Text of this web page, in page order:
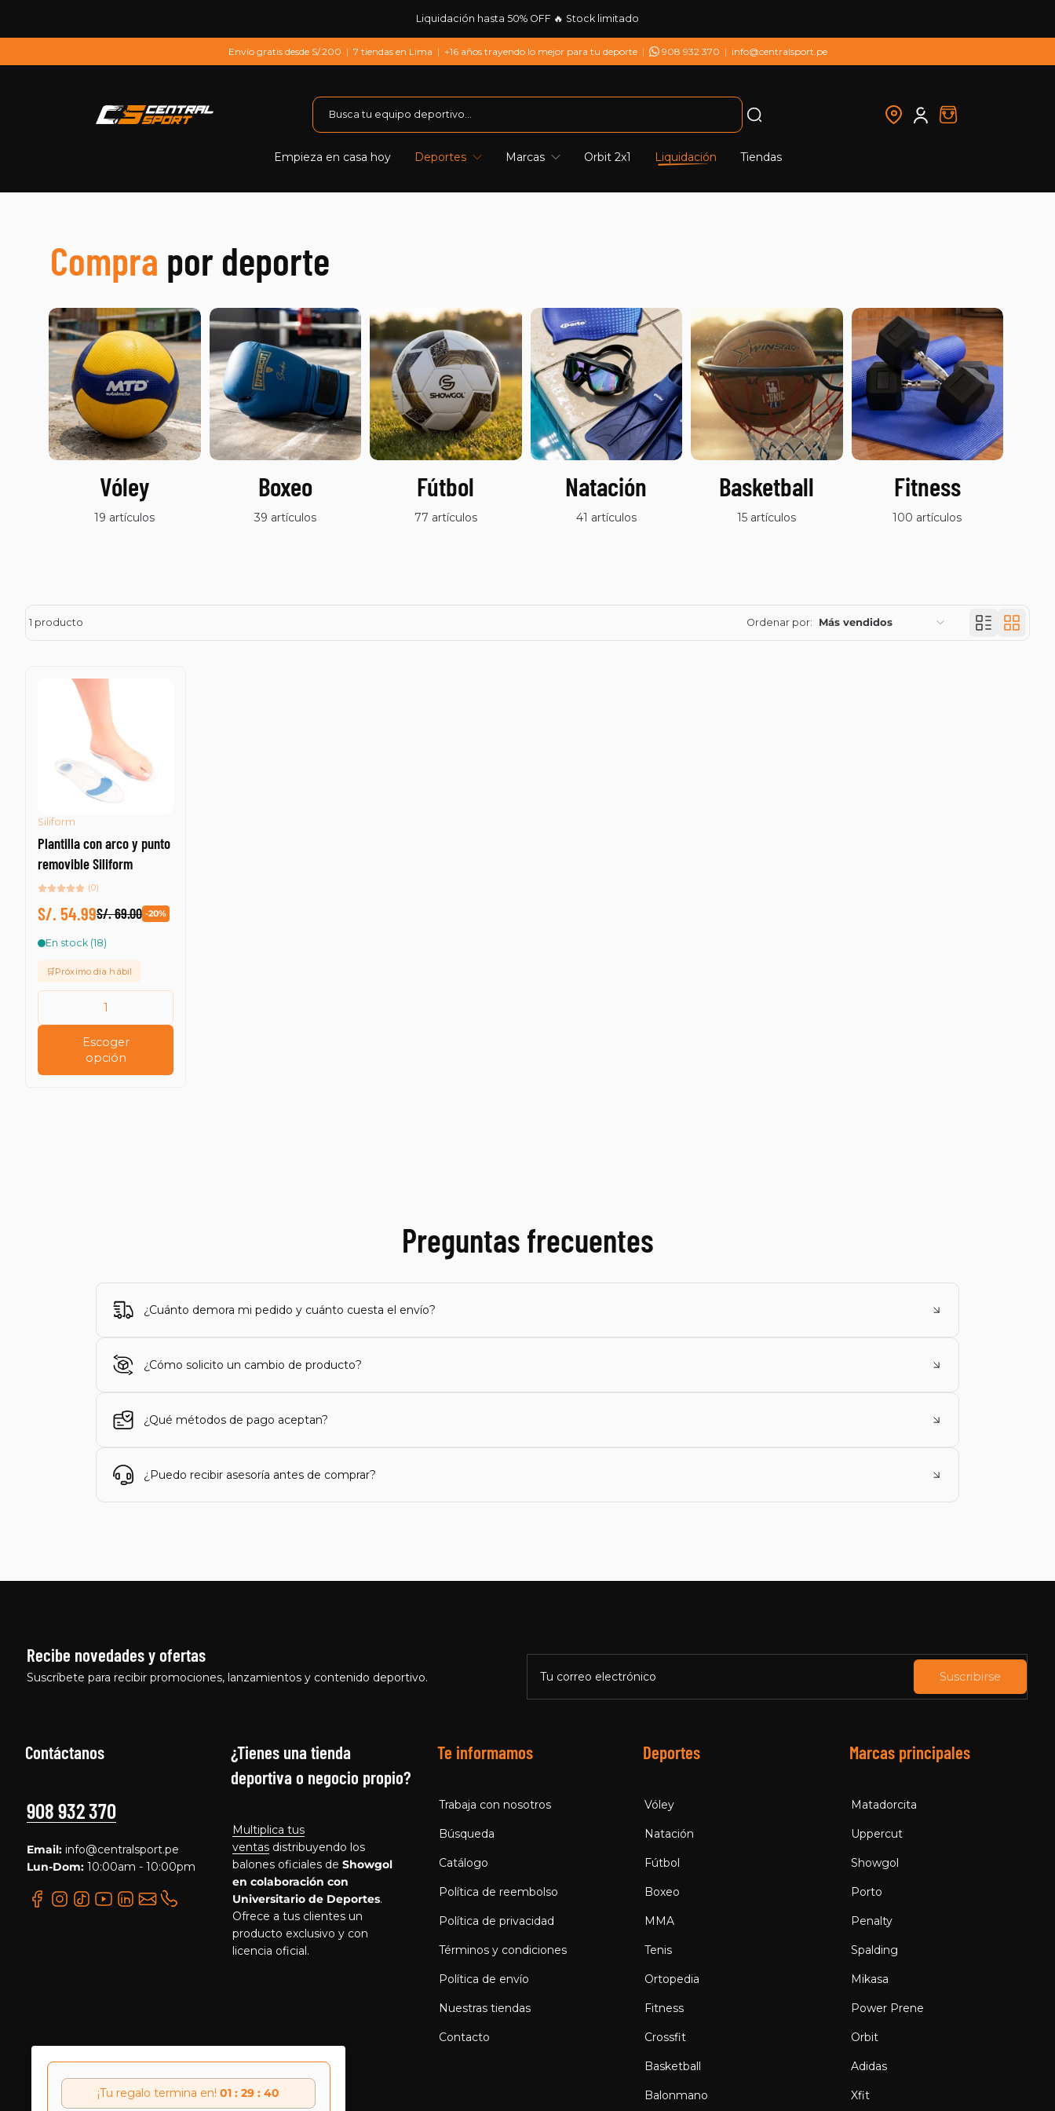
Liquidación hasta 50% OFF 🔥 Stock limitado
Envío gratis desde S/.200 | 7 tiendas en Lima | +16 años trayendo lo mejor para tu deporte | 908 932 370 | info@centralsport.pe
Empieza en casa hoy Deportes Marcas Orbit 2x1 Liquidación Tiendas
Compra por deporte
Vóley
19 artículos
Boxeo
39 artículos
Fútbol
77 artículos
Natación
41 artículos
Basketball
15 artículos
Fitness
100 artículos
1 producto Ordenar por: Más vendidos
Siliform
Plantilla con arco y punto
removible Siliform
(0)
S/. 54.99S/. 69.00 -20%
En stock (18)
🛒Próximo día hábil
Escoger
opción
Preguntas frecuentes
¿Cuánto demora mi pedido y cuánto cuesta el envío?
¿Cómo solicito un cambio de producto?
¿Qué métodos de pago aceptan?
¿Puedo recibir asesoría antes de comprar?
Recibe novedades y ofertas
Suscríbete para recibir promociones, lanzamientos y contenido deportivo. Tu correo electrónico Suscribirse
Contáctanos
908 932 370
Email: info@centralsport.pe
Lun-Dom: 10:00am - 10:00pm
¿Tienes una tienda
deportiva o negocio propio?
Multiplica tus
ventas distribuyendo los
balones oficiales deShowgol
en colaboración con
Universitario de Deportes.
Ofrece a tus clientes un
producto exclusivo y con
licencia oficial.
Te informamos
Trabaja con nosotros
Búsqueda
Catálogo
Política de reembolso
Política de privacidad
Términos y condiciones
Política de envío
Nuestras tiendas
Contacto
Deportes
Vóley
Natación
Fútbol
Boxeo
MMA
Tenis
Ortopedia
Fitness
Crossfit
Basketball
Balonmano
Marcas principales
Matadorcita
Uppercut
Showgol
Porto
Penalty
Spalding
Mikasa
Power Prene
Orbit
Adidas
Xfit
¡Tu regalo termina en! 01 : 29 : 40